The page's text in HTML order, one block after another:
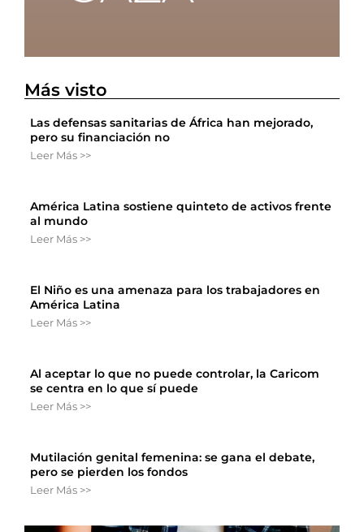
Más visto
Las defensas sanitarias de África han mejorado,
pero su financiación no
Leer Más >>
América Latina sostiene quinteto de activos frente
al mundo
Leer Más >>
El Niño es una amenaza para los trabajadores en
América Latina
Leer Más >>
Al aceptar lo que no puede controlar, la Caricom
se centra en lo que sí puede
Leer Más >>
Mutilación genital femenina: se gana el debate,
pero se pierden los fondos
Leer Más >>